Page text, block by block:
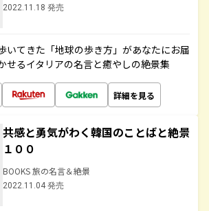
2022.11.18 発売
いてきた「地球の歩き方」があなたにお届
せるイタリアの名言と癒やしの絶景集
詳細を見る
共感と勇気がわく韓国のことばと絶景
１００
BOOKS 旅の名言＆絶景
2022.11.04 発売